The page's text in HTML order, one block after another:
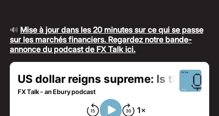
🔊 Mise à jour dans les 20 minutes sur ce qui se passe
sur les marchés financiers. Regardez notre bande-
annonce du podcast de FX Talk ici.